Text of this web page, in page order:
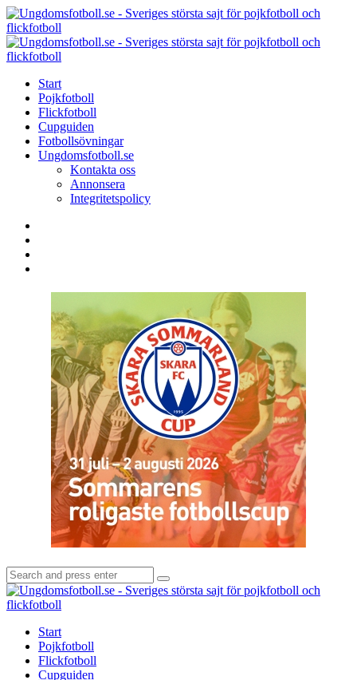
Menu
Search
Menu
Start
Pojkfotboll
Flickfotboll
Cupguiden
Fotbollsövningar
Ungdomsfotboll.se
Kontakta oss
Annonsera
Integritetspolicy
Search
for:
Search
Start
Pojkfotboll
Flickfotboll
Cupguiden